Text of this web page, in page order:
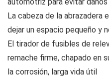
automotriz para evitar
La cabeza de la abrazadera
dejar un espacio pequeño y
El tirador de fusibles de
remache firme, chapado en
la corrosión, larga vida útil